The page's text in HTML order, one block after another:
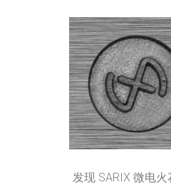
发现 SARIX 微电